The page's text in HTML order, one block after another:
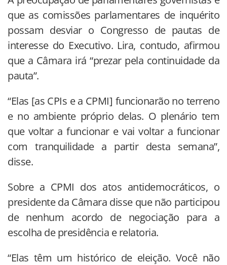
que as comissões parlamentares de inquérito
possam desviar o Congresso de pautas de
interesse do Executivo. Lira, contudo, afirmou
que a Câmara irá “prezar pela continuidade da
pauta”.
“Elas [as CPIs e a CPMI] funcionarão no terreno
e no ambiente próprio delas. O plenário tem
que voltar a funcionar e vai voltar a funcionar
com tranquilidade a partir desta semana”,
disse.
Sobre a CPMI dos atos antidemocráticos, o
presidente da Câmara disse que não participou
de nenhum acordo de negociação para a
escolha de presidência e relatoria.
“Elas têm um histórico de eleição. Você não